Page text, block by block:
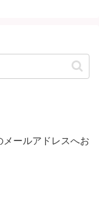
ールアドレスへお